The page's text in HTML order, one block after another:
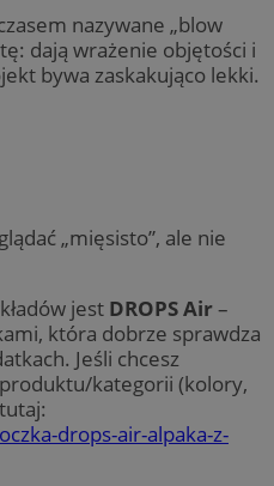
nazywane „blow
dają wrażenie objętości i
bywa zaskakująco lekki.
„mięsisto”, ale nie
jest DROPS Air–
która dobrze sprawdza
Jeśli chcesz
kategorii (kolory,
drops-air-alpaka-z-